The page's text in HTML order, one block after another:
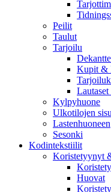
Peilit
Taulut
Tarjoilu
Kupit &
Kylpyhuone
Ulkotilojen
Lastenhuoneen
Sesonki
Kodintekstiilit
Koristetyynyt
Huovat